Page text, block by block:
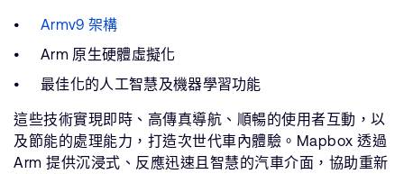
Armv9 架構
Arm 原生硬體虛擬化
最佳化的人工智慧及機器學習功能
這些技術實現即時、高傳真導航、順暢的使用者互動，以
及節能的處理能力，打造次世代車內體驗。Mapbox 透過
Arm 提供沉浸式、反應迅速且智慧的汽車介面，協助重新